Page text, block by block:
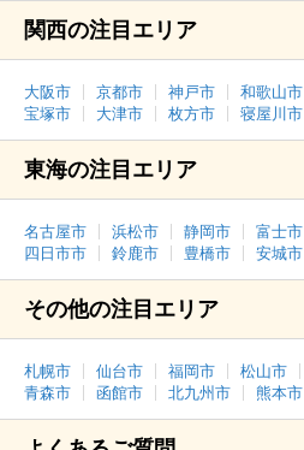
関西の注目エリア
大阪市 京都市 神戸市 和歌山市
宝塚市
大津市 枚方市 寝屋川市
東海の注目エリア
名古屋市 浜松市 静岡市 富士市
四日市市
鈴鹿市 豊橋市 安城市
その他の注目エリア
札幌市 仙台市 福岡市 松山市
青森市
函館市 北九州市 熊本市